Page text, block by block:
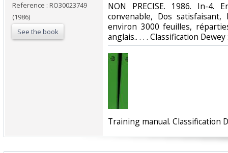
Reference : RO30023749
(1986)
See the book
‎NON PRECISE. 1986. In-4.
convenable, Dos
environ 3000 feuilles,
anglais.. . . . Classification
‎Training manual. Classification